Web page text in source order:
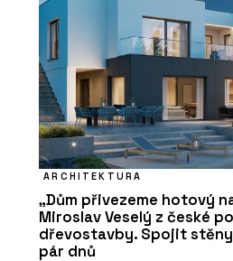
ARCHITEKTURA
„Dům přivezeme hotový
Miroslav Veselý z české
dřevostavby. Spojit
pár dnů